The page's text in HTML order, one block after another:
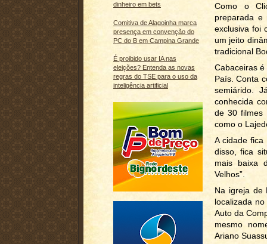
dinheiro em bets
Comitiva de Alagoinha marca
presença em convenção do
PC do B em Campina Grande
É proibido usar IA nas
eleições? Entenda as novas
regras do TSE para o uso da
inteligência artificial
Como o
preparada e
exclusiva foi
um jeito
tradicional
Cabaceiras
País. Conta
semiárido.
conhecida
de 30 filmes
como o
A cidade
disso, fica
mais baixa
Velhos”.
Na igreja de
localizada
Auto da
mesmo
Ariano